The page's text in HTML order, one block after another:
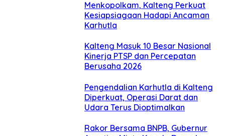
Menkopolkam, Kalteng Perkuat
Kesiapsiagaan Hadapi Ancaman
Karhutla
Kalteng Masuk 10 Besar Nasional
Kinerja PTSP dan Percepatan
Berusaha 2026
Pengendalian Karhutla di Kalteng
Diperkuat, Operasi Darat dan
Udara Terus Dioptimalkan
Rakor Bersama BNPB, Gubernur